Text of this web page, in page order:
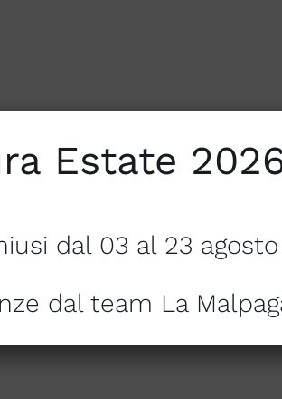
X 110 Estate
dal 03 al 23 agosto
dal team La